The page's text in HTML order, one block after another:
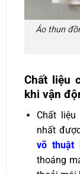
Áo thun
Chất liệu
khi vận
Chất
nhất
võ thuật
thoáng